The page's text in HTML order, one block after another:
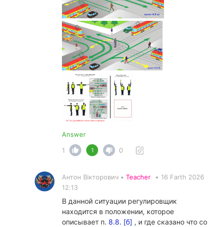
Answer
1
1 0
Антон Вікторович • Teacher • 16 Farth 2026
12:13
В данной ситуации регулировщик
находится в положении, которое
описывает п. 8.8. [б] , и где сказано что со